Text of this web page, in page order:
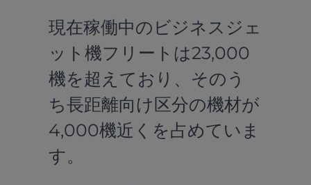
現在稼働中のビジネスジェ
ット機フリートは23,000
機を超えており、そのう
ち長距離向け区分の機材が
4,000機近くを占めていま
す。